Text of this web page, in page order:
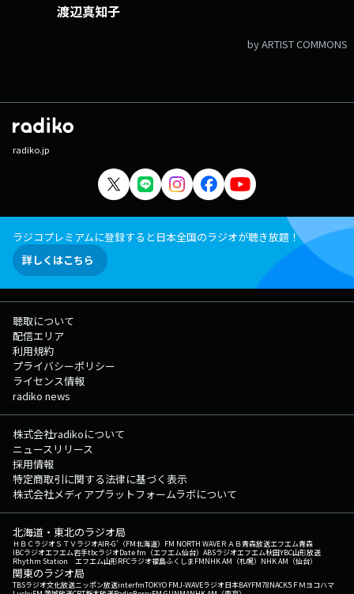
渡辺真知子
by ARTIST COMMONS
radiko.jp
ラジコプレミアムに登録すると日本全国のラジオが聴き放題！
詳しくはこちら
聴取について
配信エリア
利用規約
プライバシーポリシー
ライセンス情報
radiko news
株式会社radikoについて
ニュースリリース
採用情報
特定商取引に関する法律に基づく表示
株式会社メディアプラットフォームラボについて
北海道・東北のラジオ局
ＨＢＣラジオＳＴＶラジオAIR-G'（FM北海道） FM NORTH WAVEＲＡＢ青森放送エフエム青森
IBCラジオエフエム岩手tbcラジオDate fm（エフエム仙台） ABSラジオエフエム秋田YBC山形放送
Rhythm Station エフエム山形RFCラジオ福島ふくしまFMNHK AM（札幌） NHK AM（仙台）
関東のラジオ局
TBSラジオ文化放送ニッポン放送interfmTOKYO FMJ-WAVEラジオ日本BAYFM78NACK5 ＦＭヨコハマ